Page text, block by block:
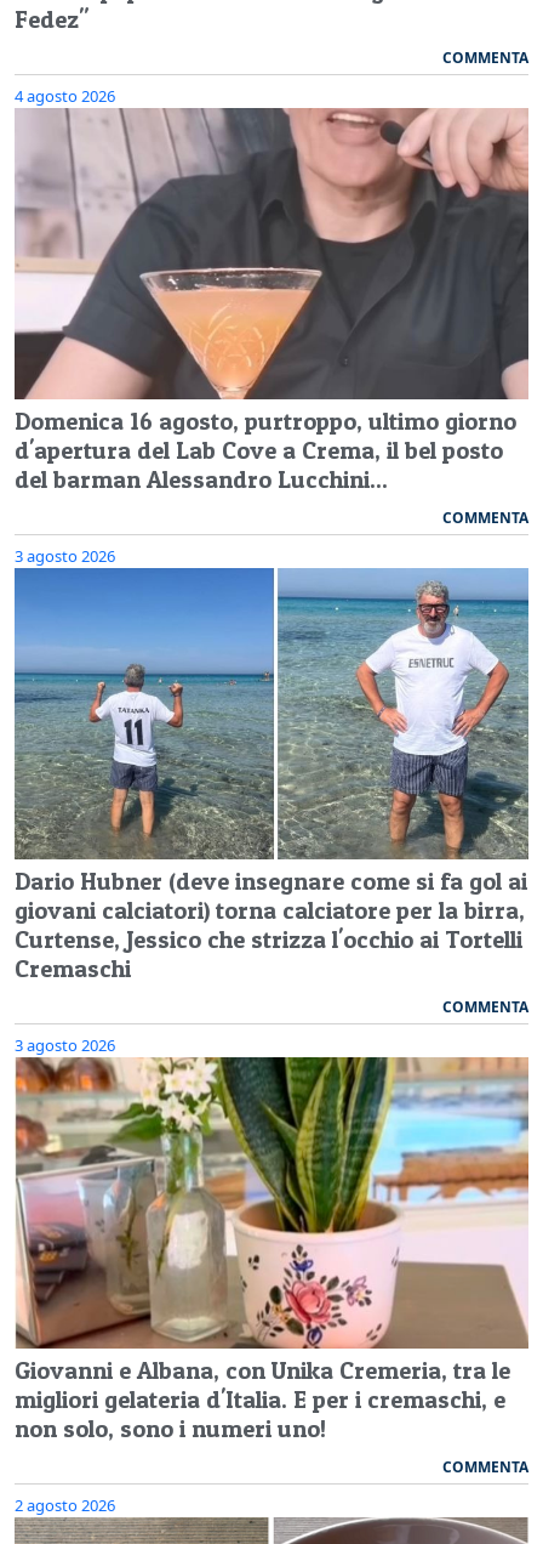
Fedez"
COMMENTA
4 agosto 2026
Domenica 16 agosto, purtroppo, ultimo giorno
d'apertura del Lab Cove a Crema, il bel posto
del barman Alessandro Lucchini...
COMMENTA
3 agosto 2026
Dario Hubner (deve insegnare come si fa gol ai
giovani calciatori) torna calciatore per la birra,
Curtense, Jessico che strizza l'occhio ai Tortelli
Cremaschi
COMMENTA
3 agosto 2026
Giovanni e Albana, con Unika Cremeria, tra le
migliori gelateria d'Italia. E per i cremaschi, e
non solo, sono i numeri uno!
COMMENTA
2 agosto 2026